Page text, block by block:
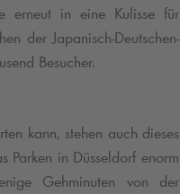
erneut in eine Kulisse für
der Japanisch-Deutschen-
Besucher.
kann, stehen auch dieses
Parken in Düsseldorf enorm
Gehminuten von der